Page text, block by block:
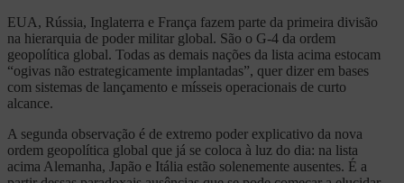
EUA, Rússia, Inglaterra e França fazem parte da primeira divisão
na hierarquia de poder militar global. São o G-4 da ordem
geopolítica global. Todas as demais nações da lista acima estocam
“ogivas não estrategicamente implantadas”, quer dizer em bases
com sistemas de lançamento e mísseis operacionais de curto
alcance.
A segunda observação é de extremo poder explicativo da nova
ordem geopolítica global que já se coloca à luz do dia: na lista
acima Alemanha, Japão e Itália estão solenemente ausentes. É a